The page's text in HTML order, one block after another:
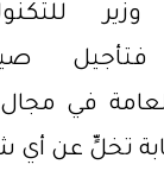
فتأجيل
في
تخلٍّ عن